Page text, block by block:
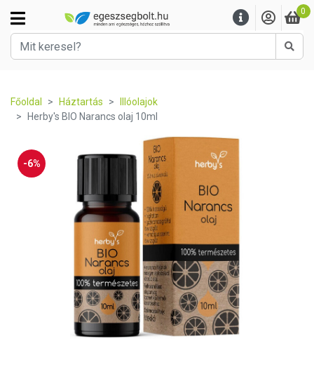
0
Főoldal Háztartás
Illóolajok
Herby's BIO Narancs olaj 10ml
-6%